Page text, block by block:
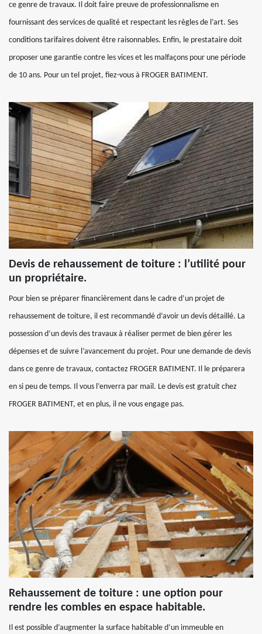
ce genre de travaux. Il doit faire preuve de professionnalisme en
fournissant des services de qualité et respectant les règles de l’art. Ses
conditions tarifaires doivent être raisonnables. Enfin, le prestataire doit
proposer une garantie contre les vices et les malfaçons pour une période
de 10 ans. Pour un tel projet, fiez-vous à FROGER BATIMENT.
Devis de rehaussement de toiture : l’utilité pour
un propriétaire.
Pour bien se préparer financièrement dans le cadre d’un projet de
rehaussement de toiture, il est recommandé d’avoir un devis détaillé. La
possession d’un devis des travaux à réaliser permet de bien gérer les
dépenses et de suivre l’avancement du projet. Pour une demande de devis
dans ce genre de travaux, contactez FROGER BATIMENT. Il le préparera
en si peu de temps. Il vous l’enverra par mail. Le devis est gratuit chez
FROGER BATIMENT, et en plus, il ne vous engage pas.
Rehaussement de toiture : une option pour
rendre les combles en espace habitable.
Il est possible d’augmenter la surface habitable d’un immeuble en